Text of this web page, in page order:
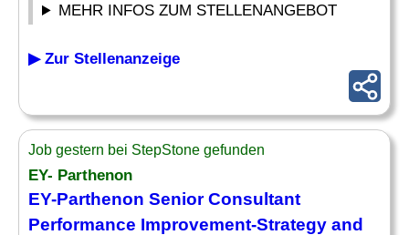
MEHR INFOS ZUM STELLENANGEBOT
▶ Zur Stellenanzeige
Job gestern bei StepStone gefunden
EY- Parthenon
EY-Parthenon Senior Consultant
Performance Improvement-Strategy and